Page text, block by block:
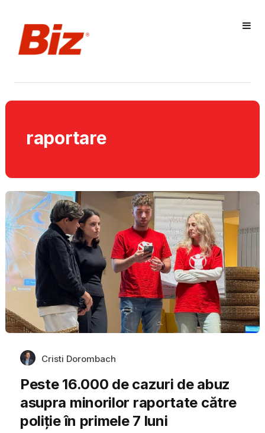
raportare
Cristi Dorombach
Peste 16.000 de cazuri de abuz
asupra minorilor raportate către
poliție în primele 7 luni